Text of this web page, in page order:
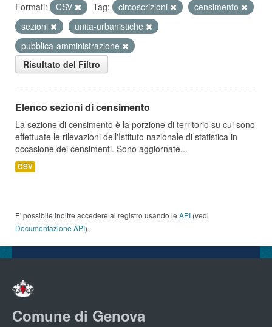
Formati:
CSV Tag: circoscrizioni
censimento
sezioni
unita-urbanistiche
pubblica-amministrazione
Risultato del Filtro
Elenco sezioni di censimento
La sezione di censimento è la porzione di territorio su cui sono
effettuate le rilevazioni dell'Istituto nazionale di statistica in
occasione dei censimenti. Sono aggiornate...
CSV
E' possibile inoltre accedere al registro usando le API (vedi
Documentazione API).
Comune di Genova